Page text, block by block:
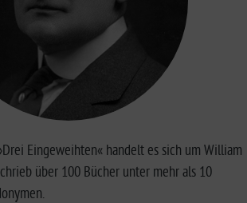
Eingeweihten« handelt es sich um William
über 100 Bücher unter mehr als 10